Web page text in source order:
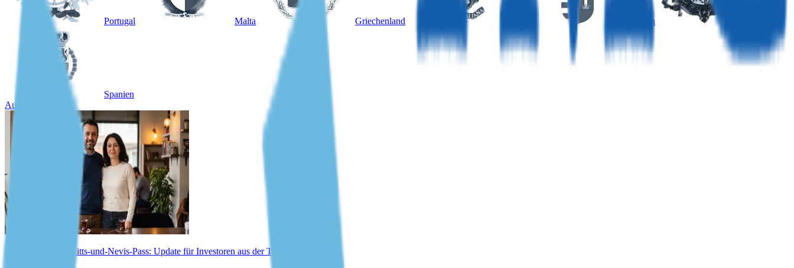
Portugal Malta Griechenland Ungarn Lettland
Spanien
Ausgewählter Fall
Biometrie für St.-Kitts-und-Nevis-Pass: Update für Investoren aus der Türkei